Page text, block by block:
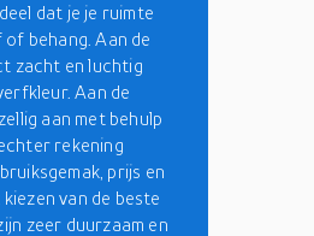
dat je je ruimte
behang. Aan de
zacht en luchtig
Aan de
aan met behulp
rekening
prijs en
van de beste
zeer duurzaam en